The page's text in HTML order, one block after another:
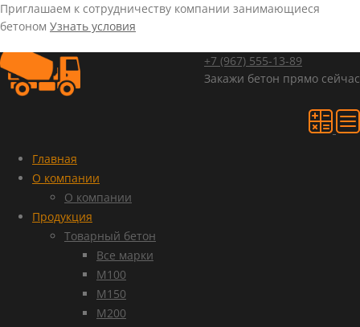
Приглашаем к сотрудничеству компании занимающиеся
бетоном Узнать условия
+7 (967) 555-13-89
Закажи бетон прямо сейчас
Главная
О компании
О компании
Продукция
Товарный бетон
Все марки
М100
М150
М200